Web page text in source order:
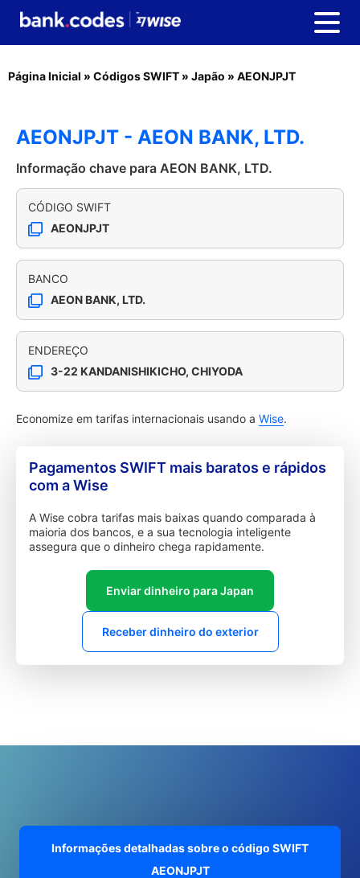
Página Inicial » Códigos SWIFT » Japão » AEONJPJT
AEONJPJT - AEON BANK, LTD.
Informação chave para AEON BANK, LTD.
CÓDIGO SWIFT
AEONJPJT
BANCO
AEON BANK, LTD.
ENDEREÇO
3-22 KANDANISHIKICHO, CHIYODA
Economize em tarifas internacionais usando a Wise.
Pagamentos SWIFT mais baratos e rápidos
com a Wise
A Wise cobra tarifas mais baixas quando comparada à
maioria dos bancos, e a sua tecnologia inteligente
assegura que o dinheiro chega rapidamente.
Enviar dinheiro para Japan
Receber dinheiro do exterior
Informações detalhadas sobre o código SWIFT
AEONJPJT